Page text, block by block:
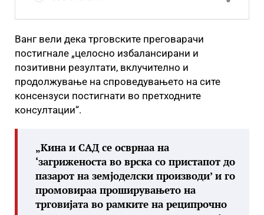
Ванг вели дека трговските преговарачи
постигнале „целосно избалансирани и
позитивни резултати, вклучително и
продолжување на спроведувањето на сите
консензуси постигнати во претходните
консултации“.
„Кина и САД се осврнаа на
‘загриженоста во врска со пристапот до
пазарот на земјоделски производи’ и го
промовираа проширувањето на
трговијата во рамките на реципрочно